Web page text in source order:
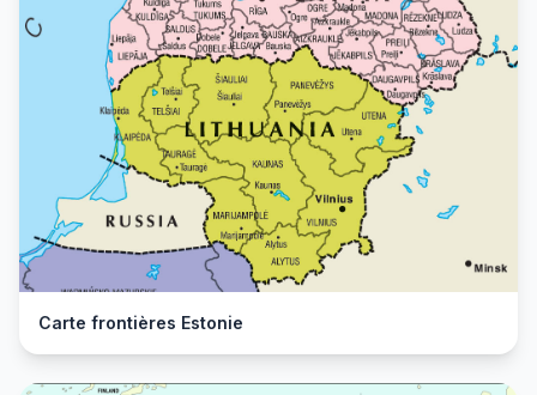
Carte frontières Estonie